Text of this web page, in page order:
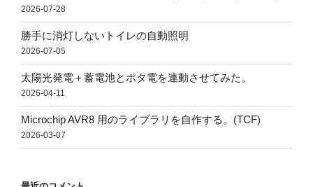
2026-07-28
勝手に消灯しないトイレの自動照明
2026-07-05
太陽光発電＋蓄電池とポタ電を連動させてみた。
2026-04-11
Microchip AVR8 用のライブラリを自作する。(TCF)
2026-03-07